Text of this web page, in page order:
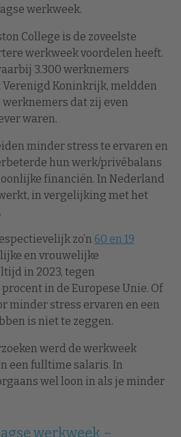
werkweek.
College is de zoveelste
werkweek voordelen heeft.
3.300 werknemers
Koninkrijk, meldden
dat zij even
waren.
minder stress te ervaren en
hun werk/privébalans
financiën. In Nederland
in vergelijking met het
zo’n 60 en 19
en vrouwelijke
in 2023, tegen
in de Europese Unie. Of
minder stress ervaren en een
is niet te zeggen.
werd de werkweek
een fulltime salaris. In
wel loon in als je minder
werkweek –